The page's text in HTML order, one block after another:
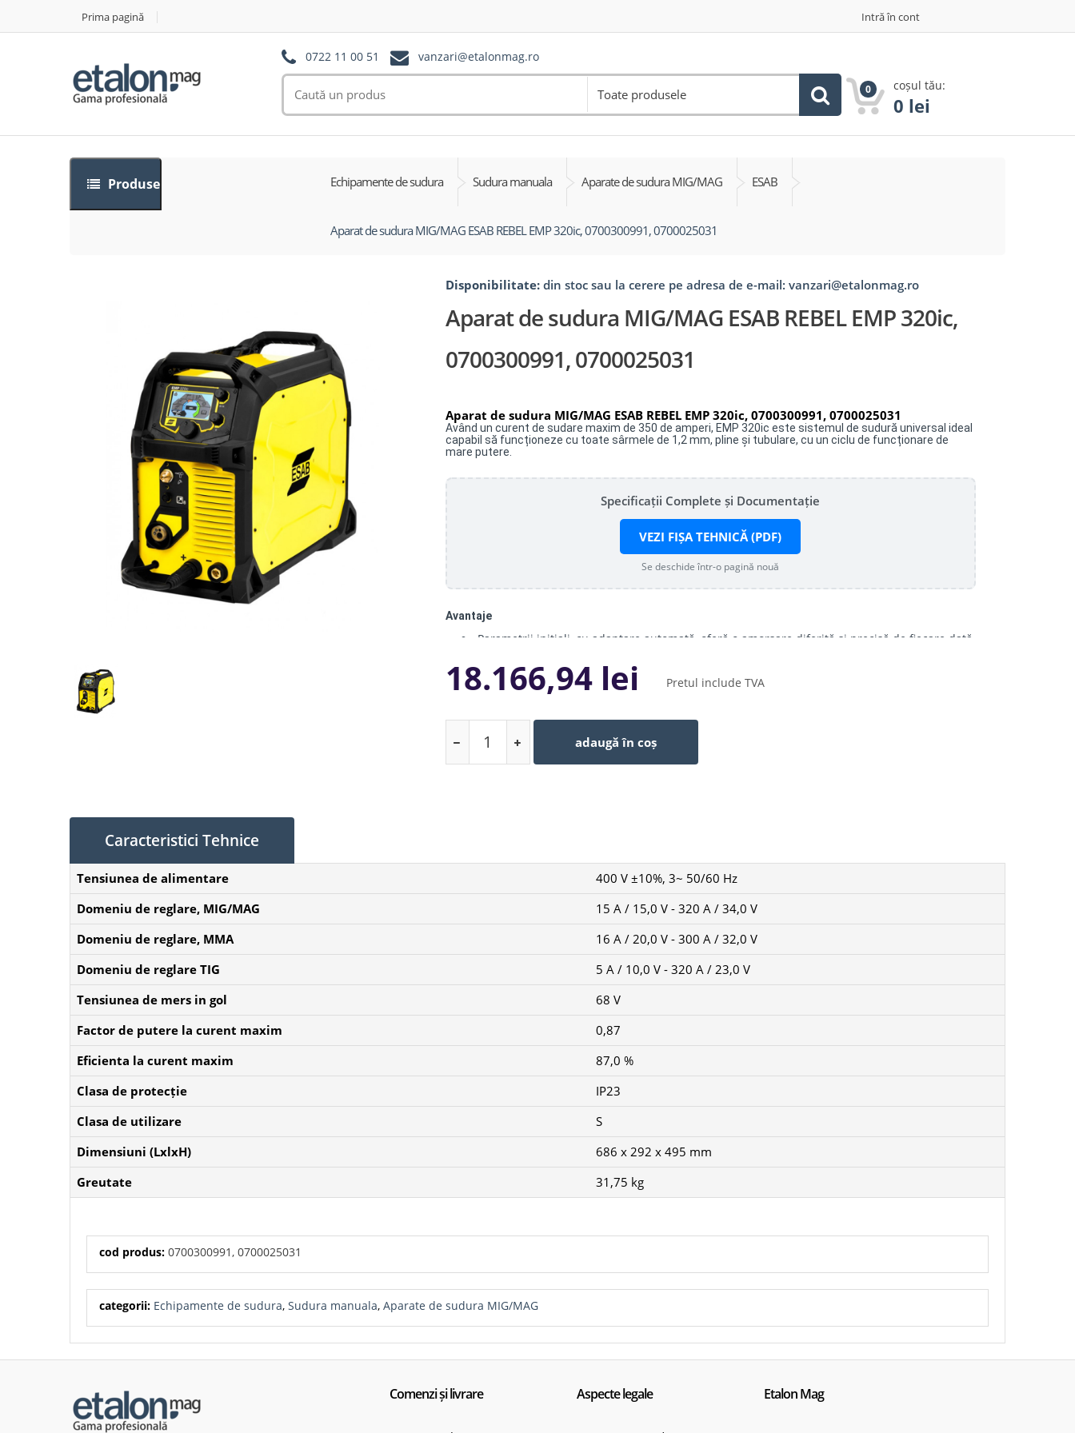
Prima pagină Intră în cont
0722 11 00 51 vanzari@etalonmag.ro
Toate produsele 0 coșul tău:
0 lei
Produse Echipamente de sudura Sudura manuala Aparate de sudura MIG/MAG ESAB
Aparat de sudura MIG/MAG ESAB REBEL EMP 320ic, 0700300991, 0700025031
Disponibilitate:din stoc sau la cerere pe adresa de e-mail: vanzari@etalonmag.ro
Aparat de sudura MIG/MAG ESAB REBEL EMP 320ic,
0700300991, 0700025031
Aparat de sudura MIG/MAG ESAB REBEL EMP 320ic, 0700300991, 0700025031
Având un curent de sudare maxim de 350 de amperi, EMP 320ic este sistemul de sudură universal ideal
capabil să funcționeze cu toate sârmele de 1,2 mm, pline și tubulare, cu un ciclu de funcționare de
mare putere.
Specificații Complete și Documentație
VEZI FIȘA TEHNICĂ (PDF)
Se deschide într-o pagină nouă
Avantaje
Parametrii inițiali, cu adaptare automată, oferă o amorsare diferită și precisă de fiecare dată,
ghiduri de setare a parametrilor pentru toate procesele de sudare.
Cu o greutate de 31,4 kg, aparatul poate fi ridicat manual sau transportat pe un cărucior,
oferind o mobilitate fără egal.
roți, oferă viteză și cuplu ridicate, ceea ce îl face un instrument perfect pentru cele mai
Funcția inovatoare smart-MIG care monitorizează în mod dinamic caracteristicile arcului,
adaptându-le la tehnica dvs. de sudare şi rezultând un arc constant și stabil. Setaţi diametrul
sârmei, materialul şi grosimea tablei și puteți începe sudarea!
Pistolet de sudură PSF 315, 4m echipat cu conector euro
Cabluri portelectrod si de masa
Furtun de gaz de 4,5 m cu conector rapid
18.166,94 lei Pretul include TVA
adaugă în coș
Caracteristici Tehnice
Tensiunea de alimentare
400 V ±10%, 3~ 50/60 Hz
Domeniu de reglare, MIG/MAG
15 A / 15,0 V - 320 A / 34,0 V
Domeniu de reglare, MMA
16 A / 20,0 V - 300 A / 32,0 V
Domeniu de reglare TIG
5 A / 10,0 V - 320 A / 23,0 V
Tensiunea de mers in gol
68 V
Factor de putere la curent maxim
0,87
Eficienta la curent maxim
87,0 %
Clasa de protecție
IP23
Clasa de utilizare
S
Dimensiuni (LxlxH)
686 x 292 x 495 mm
Greutate
31,75 kg
cod produs: 0700300991, 0700025031
categorii: Echipamente de sudura, Sudura manuala, Aparate de sudura MIG/MAG
Comenzi și livrare Aspecte legale Etalon Mag